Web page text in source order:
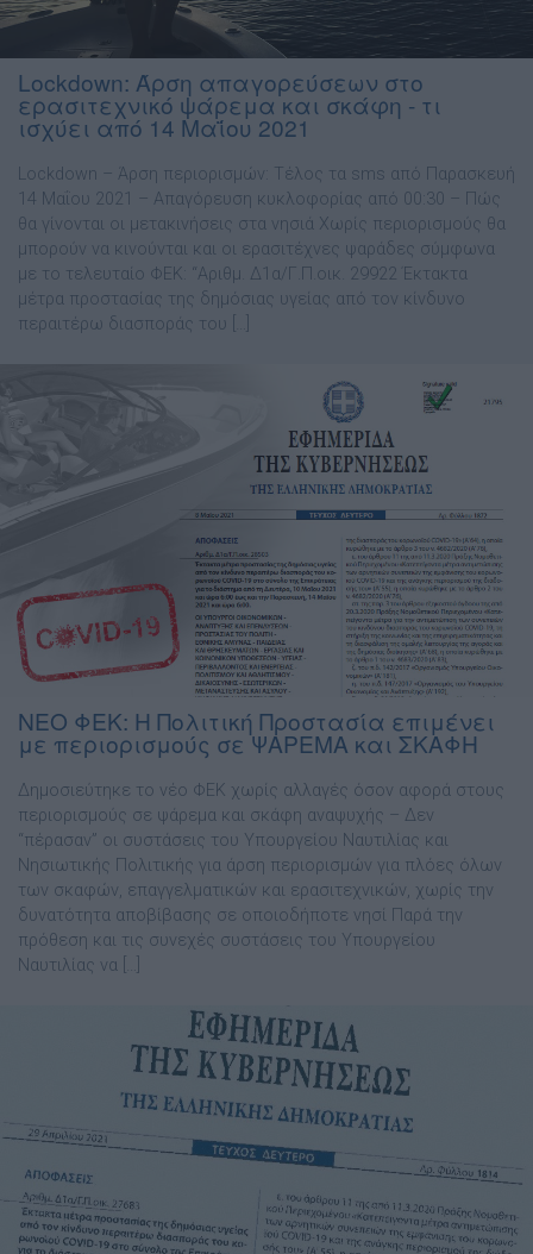
Lockdown: Άρση απαγορεύσεων στο
ερασιτεχνικό ψάρεμα και σκάφη - τι
ισχύει από 14 Μαΐου 2021
Lockdown – Άρση περιορισμών: Τέλος τα sms από Παρασκευή
14 Μαΐου 2021 – Απαγόρευση κυκλοφορίας από 00:30 – Πώς
θα γίνονται οι μετακινήσεις στα νησιά Χωρίς περιορισμούς θα
μπορούν να κινούνται και οι ερασιτέχνες ψαράδες σύμφωνα
με το τελευταίο ΦΕΚ: “Αριθμ. Δ1α/Γ.Π.οικ. 29922 Έκτακτα
μέτρα προστασίας της δημόσιας υγείας από τον κίνδυνο
περαιτέρω διασποράς του […]
ΝΕΟ ΦΕΚ: Η Πολιτική Προστασία επιμένει
με περιορισμούς σε ΨΑΡΕΜΑ και ΣΚΑΦΗ
Δημοσιεύτηκε το νέο ΦΕΚ χωρίς αλλαγές όσον αφορά στους
περιορισμούς σε ψάρεμα και σκάφη αναψυχής – Δεν
“πέρασαν” οι συστάσεις του Υπουργείου Ναυτιλίας και
Νησιωτικής Πολιτικής για άρση περιορισμών για πλόες όλων
των σκαφών, επαγγελματικών και ερασιτεχνικών, χωρίς την
δυνατότητα αποβίβασης σε οποιοδήποτε νησί Παρά την
πρόθεση και τις συνεχές συστάσεις του Υπουργείου
Ναυτιλίας να […]